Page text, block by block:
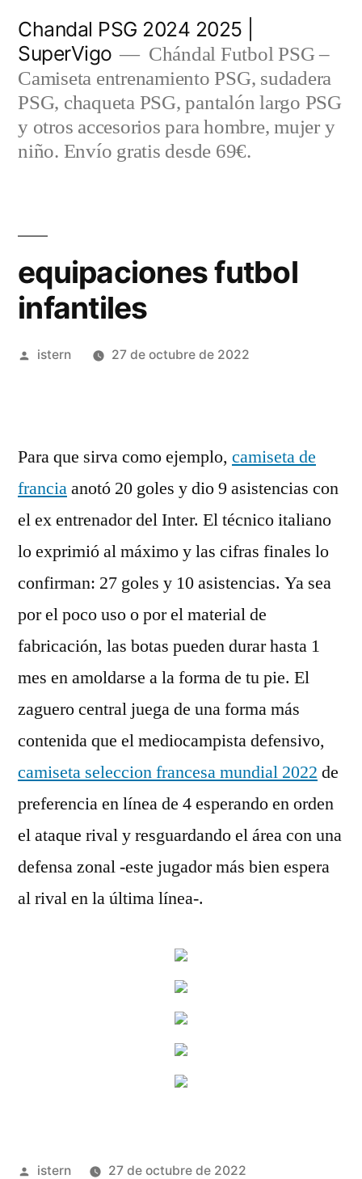
contenido
Chandal PSG 2024 2025 |
SuperVigo
Chándal Futbol PSG –
Camiseta entrenamiento PSG, sudadera
PSG, chaqueta PSG, pantalón largo PSG
y otros accesorios para hombre, mujer y
niño. Envío gratis desde 69€.
equipaciones futbol
infantiles
Publicado
istern 27 de octubre de 2022
Para que sirva como ejemplo, camiseta de
franciaanotó 20 goles y dio 9 asistencias con
el ex entrenador del Inter. El técnico italiano
lo exprimió al máximo y las cifras finales lo
confirman: 27 goles y 10 asistencias. Ya sea
por el poco uso o por el material de
fabricación, las botas pueden durar hasta 1
mes en amoldarse a la forma de tu pie. El
zaguero central juega de una forma más
contenida que el mediocampista defensivo,
camiseta seleccion francesa mundial 2022 de
preferencia en línea de 4 esperando en orden
el ataque rival y resguardando el área con una
defensa zonal -este jugador más bien espera
al rival en la última línea-.
Publicado
istern
27 de octubre de 2022